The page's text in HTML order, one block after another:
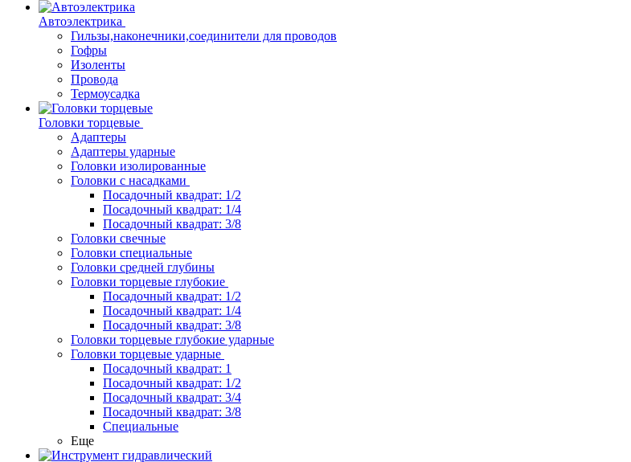
Автоэлектрика
Гильзы,наконечники,соединители для проводов
Гофры
Изоленты
Провода
Термоусадка
Головки торцевые
Адаптеры
Адаптеры ударные
Головки изолированные
Головки с насадками
Посадочный квадрат: 1/2
Посадочный квадрат: 1/4
Посадочный квадрат: 3/8
Головки свечные
Головки специальные
Головки средней глубины
Головки торцевые глубокие
Посадочный квадрат: 1/2
Посадочный квадрат: 1/4
Посадочный квадрат: 3/8
Головки торцевые глубокие ударные
Головки торцевые ударные
Посадочный квадрат: 1
Посадочный квадрат: 1/2
Посадочный квадрат: 3/4
Посадочный квадрат: 3/8
Специальные
Еще